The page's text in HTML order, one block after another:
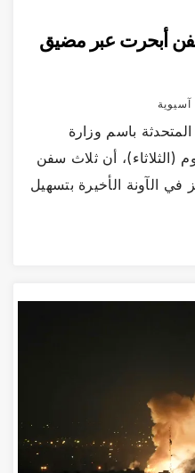
سفن أبحرت عبر مضيق
باسم وزارة
(الثلاثاء)، أن ثلاث سفن
الآونة الأخيرة بتسهيل